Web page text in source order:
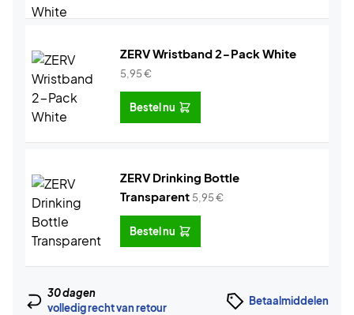
ZERV Wristband 2-Pack White
5,95€
Bestel nu
ZERV Drinking Bottle
Transparent 5,95€
Bestel nu
30 dagen
volledig recht van retour
Betaalmiddelen